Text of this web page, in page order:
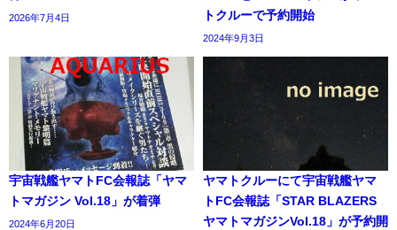
2026年7月4日
トクルーで予約開始
2024年9月3日
宇宙戦艦ヤマトFC会報誌「ヤマ
トマガジン Vol.18」が着弾
2024年6月20日
ヤマトクルーにて宇宙戦艦ヤマ
トFC会報誌「STAR BLAZERS
ヤマトマガジンVol.18」が予約開